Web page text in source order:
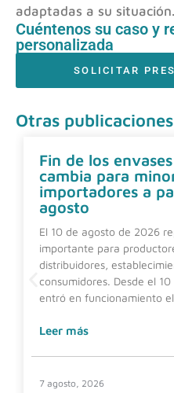
adaptadas a su situación.
Cuéntenos su caso y
personalizada
SOLICITAR
Otras publicaciones
Fin de los
cambia para
importadores a
agosto
El 10 de agosto de 2026
importante para
distribuidores,
consumidores. Desde el
entró en funcionamiento
Leer más
7 agosto, 2026